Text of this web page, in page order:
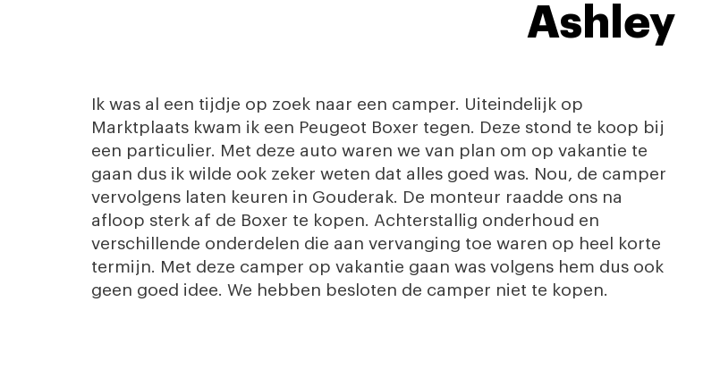
Ashley
Ik was al een tijdje op zoek naar een camper. Uiteindelijk op
Marktplaats kwam ik een Peugeot Boxer tegen. Deze stond te koop bij
een particulier. Met deze auto waren we van plan om op vakantie te
gaan dus ik wilde ook zeker weten dat alles goed was. Nou, de camper
vervolgens laten keuren in Gouderak. De monteur raadde ons na
afloop sterk af de Boxer te kopen. Achterstallig onderhoud en
verschillende onderdelen die aan vervanging toe waren op heel korte
termijn. Met deze camper op vakantie gaan was volgens hem dus ook
geen goed idee. We hebben besloten de camper niet te kopen.